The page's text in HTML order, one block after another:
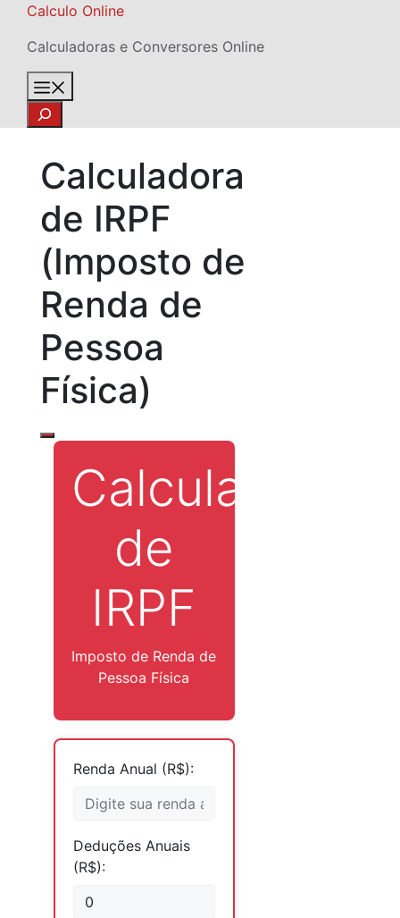
Skip
content
Calculo Online
Calculadoras e Conversores Online
Search
Calculadora
de IRPF
(Imposto de
Renda de
Pessoa
Física)
Calculadora
de
IRPF
Imposto de Renda de
Pessoa Física
Renda Anual (R$):
Deduções Anuais
(R$):